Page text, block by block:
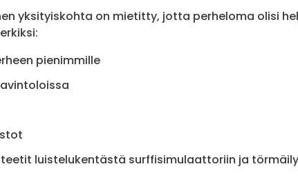
yksityiskohta on mietitty, jotta perheloma olisi
pienimmille
luistelukentästä surffisimulaattoriin ja